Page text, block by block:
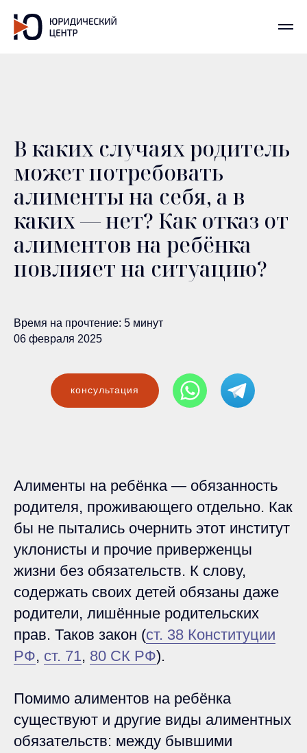
В каких случаях родитель
может потребовать
алименты на себя, а в
каких — нет? Как отказ от
алиментов на ребёнка
повлияет на ситуацию?
Время на прочтение: 5 минут
06 февраля 2025
консультация
Алименты на ребёнка — обязанность
родителя, проживающего отдельно. Как
бы не пытались очернить этот институт
уклонисты и прочие приверженцы
жизни без обязательств. К слову,
содержать своих детей обязаны даже
родители, лишённые родительских
прав. Таков закон (ст. 38 Конституции
РФ, ст. 71, 80 СК РФ).
Помимо алиментов на ребёнка
существуют и другие виды алиментных
обязательств: между бывшими